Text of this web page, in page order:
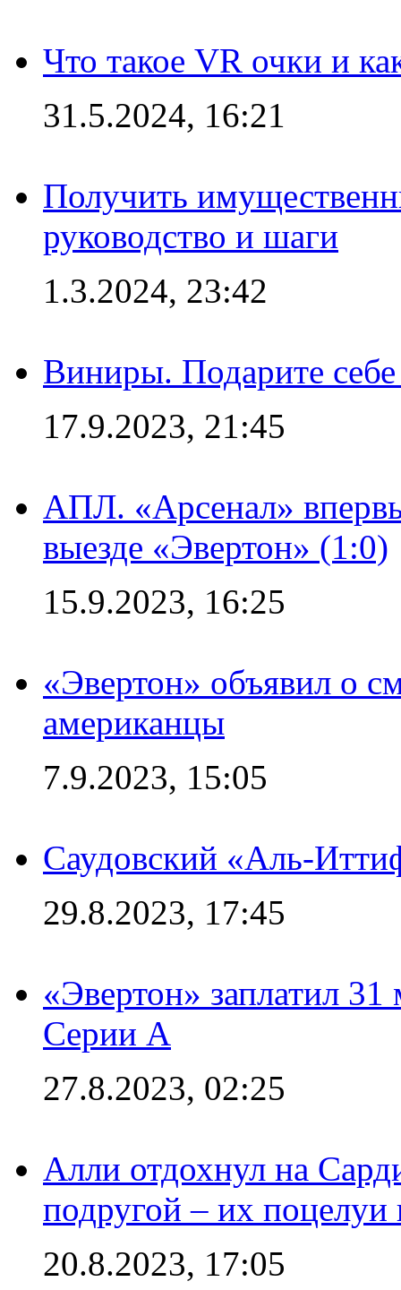
Что такое VR очки и
31.5.2024, 16:21
Получить
руководство и шаги
1.3.2024, 23:42
Виниры. Подарите
17.9.2023, 21:45
АПЛ. «Арсенал»
выезде «Эвертон» (1:0)
15.9.2023, 16:25
«Эвертон» объявил о
американцы
7.9.2023, 15:05
Саудовский «Аль-
29.8.2023, 17:45
«Эвертон» заплатил
Серии А
27.8.2023, 02:25
Алли отдохнул на
подругой – их поцелуи
20.8.2023, 17:05